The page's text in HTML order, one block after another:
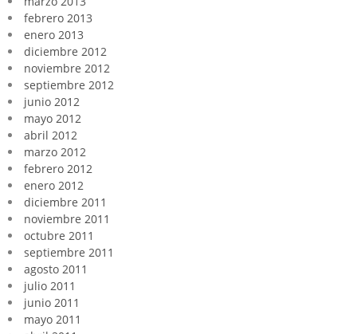
febrero 2013
enero 2013
diciembre 2012
noviembre 2012
septiembre 2012
junio 2012
mayo 2012
abril 2012
marzo 2012
febrero 2012
enero 2012
diciembre 2011
noviembre 2011
octubre 2011
septiembre 2011
agosto 2011
julio 2011
junio 2011
mayo 2011